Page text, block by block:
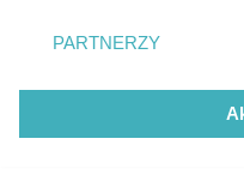
znajdujący się w lewym
rodzaje przetwarzania
użytkownika, ale masz
przetwarzaniu.
na tej witrynie.
PARTNERZY